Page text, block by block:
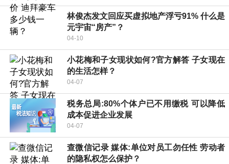
林俊杰发文回应买虚拟地产浮亏91% 什么是
元宇宙“房产”？
04-10
小花梅和子女现状如何?官方解答 子女现在
的生活怎样？
04-07
税务总局:80%个体户已不用缴税 可以降低
成本促进企业发展
04-07
查微信记录 媒体:单位对员工勿任性 劳动者
的隐私权怎么保护？